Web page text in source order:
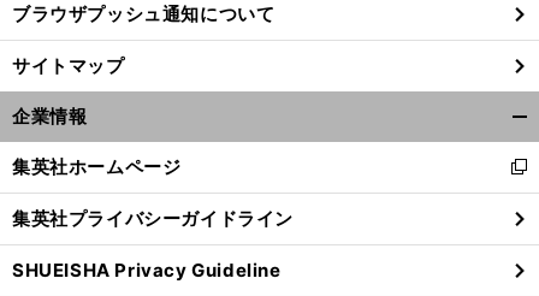
】
、
名
・ 」
前
ブラウザプッシュ通知について
サイトマップ
企業情報
閉
る
集英社ホームページ
新
し
い
ウ
ィ
集英社プライバシーガイドライン
SHUEISHA Privacy Guideline